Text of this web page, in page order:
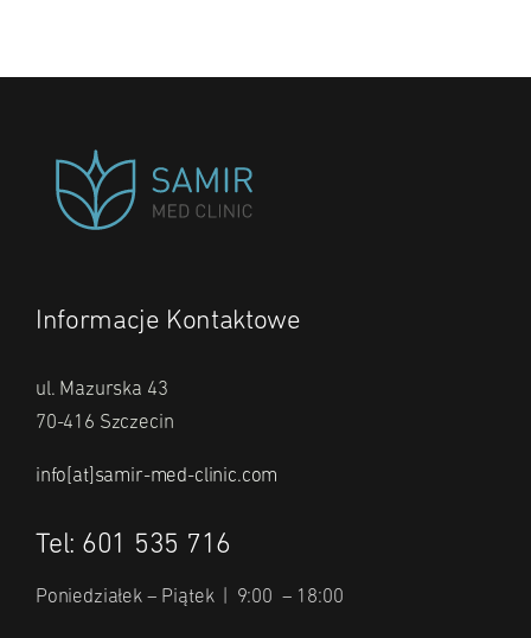
Informacje Kontaktowe
ul. Mazurska 43
70-416 Szczecin
info[at]samir-med-clinic.com
Tel: 601 535 716
Poniedziałek – Piątek | 9:00 – 18:00